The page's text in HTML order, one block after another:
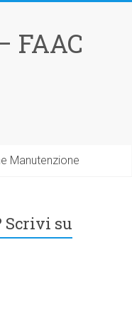
FAAC
Manutenzione
Scrivi su